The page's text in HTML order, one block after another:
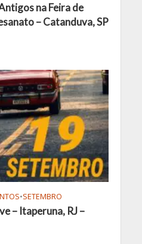
na Feira de
– Catanduva, SP
•SETEMBRO
– Itaperuna, RJ –